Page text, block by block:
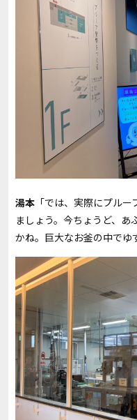
湯本 「では、実際にプル
ましょう。今ちょうど、あ
かね。巨大なお釜の中でゆ